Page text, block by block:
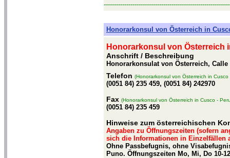
Honorarkonsul von Österreich in
Honorarkonsul von Österreich
Anschrift / Beschreibung
Honorarkonsulat von Österreich,
Telefon (Honorarkonsul von Österreich in Cusco
(0051 84) 235 459, (0051 84) 242970
Fax (Honorarkonsul von Österreich in Cusco -
(0051 84) 235 459
Hinweise zum österreichischen
Angaben zu Öffnungszeiten (sofern
sich die Informationen in Einzelfällen
Ohne Passbefugnis, ohne
Puno. Öffnungszeiten Mo, Mi, Do 10-